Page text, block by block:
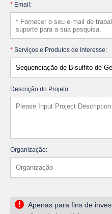
* Email:
* Serviços e Produtos de Interesse:
Descrição do Projeto:
Organização:
!
Apenas para fins de